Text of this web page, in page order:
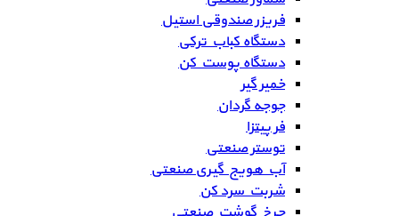
فریزر صندوقی استیل
دستگاه کباب ترکی
دستگاه پوست کن
خمیر گیر
جوجه گردان
فر پیتزا
توستر صنعتی
آب هویج گیری صنعتی
شربت سرد کن